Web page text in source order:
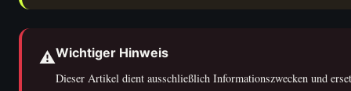
⚠️Wichtiger Hinweis
Dieser Artikel dient ausschließlich Informationszwecken und